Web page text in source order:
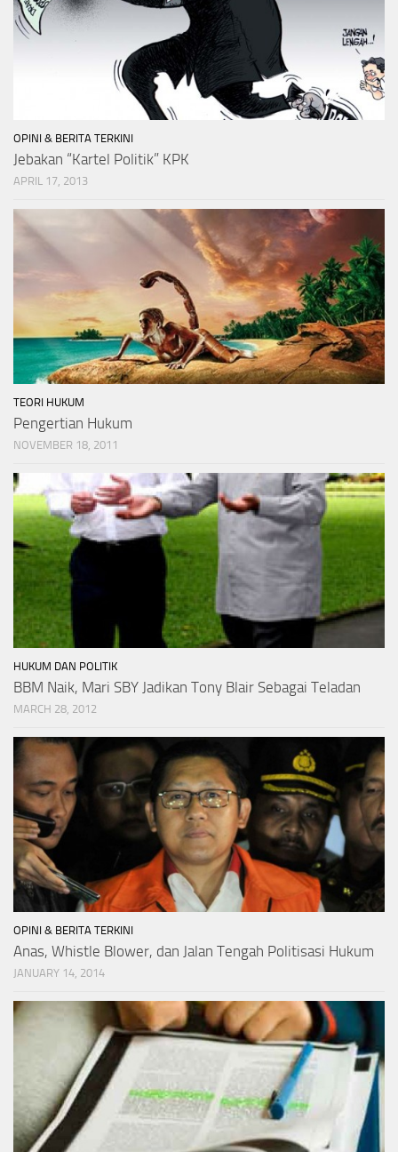
OPINI & BERITA TERKINI
Jebakan “Kartel Politik” KPK
APRIL 17, 2013
TEORI HUKUM
Pengertian Hukum
NOVEMBER 18, 2011
HUKUM DAN POLITIK
BBM Naik, Mari SBY Jadikan Tony Blair Sebagai Teladan
MARCH 28, 2012
OPINI & BERITA TERKINI
Anas, Whistle Blower, dan Jalan Tengah Politisasi Hukum
JANUARY 14, 2014